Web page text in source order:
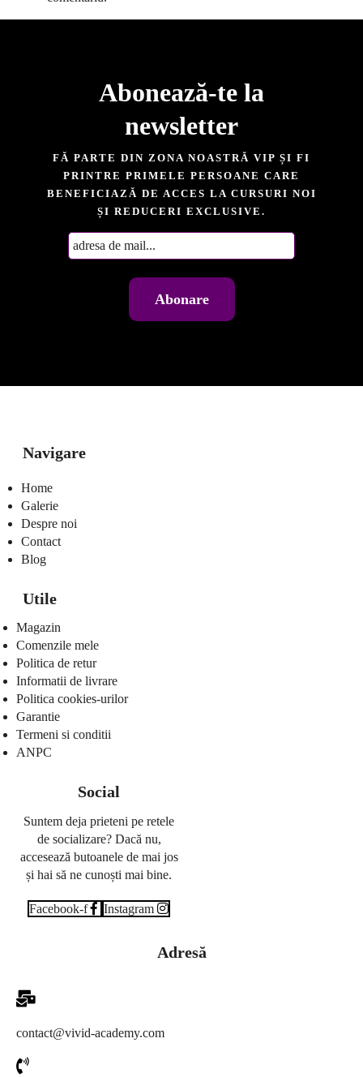
Abonează-te la
newsletter​
FĂ PARTE DIN ZONA NOASTRĂ VIP ȘI FI
PRINTRE PRIMELE PERSOANE CARE
BENEFICIAZĂ DE ACCES LA CURSURI NOI
ȘI REDUCERI EXCLUSIVE.
Navigare
Home
Galerie
Despre noi
Contact
Blog
Utile
Magazin
Comenzile mele
Politica de retur
Informatii de livrare
Politica cookies-urilor
Garantie
Termeni si conditii
ANPC
Social
Suntem deja prieteni pe retele
de socializare? Dacă nu,
accesează butoanele de mai jos
și hai să ne cunoști mai bine.
Facebook-f Instagram
Adresă
contact@vivid-academy.com